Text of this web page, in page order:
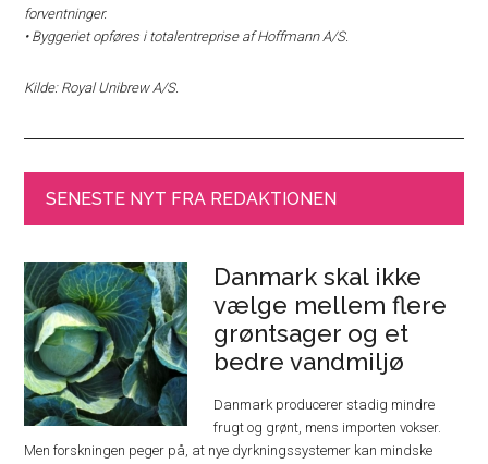
forventninger.
• Byggeriet opføres i totalentreprise af Hoffmann A/S.
Kilde: Royal Unibrew A/S.
SENESTE NYT FRA REDAKTIONEN
Danmark skal ikke
vælge mellem flere
grøntsager og et
bedre vandmiljø
Danmark producerer stadig mindre
frugt og grønt, mens importen vokser.
Men forskningen peger på, at nye dyrkningssystemer kan mindske